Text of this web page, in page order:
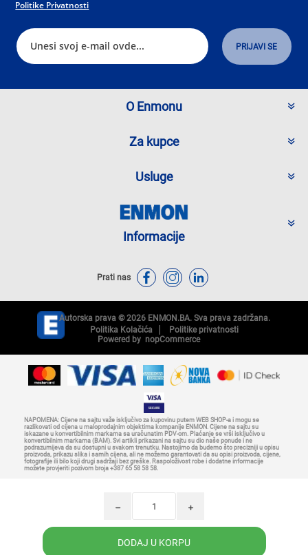
i
h
Politike Privatnosti
O Enmonu
Za kupce
Usluge
Informacije
Prati nas
Autorska prava © 2026 ENMON.BA. Sva prava zadržana.
Politika Kolačića
Politike privatnosti
Powered by nopCommerce
NAPOMENA: Cijene na sajtu važe isključivo za kupovinu putem WEB SHOP-a i mogu se
razlikovati od cijena u maloprodajnim objektima kompanije ENMON. Cijene na sajtu su
iskazane u konvertibilnim markama sa uračunatim PDV-om. Plaćanje se vrši isključivo u
konvertibilnim markama (BAM). Svi artikli prikazani na sajtu su dio naše ponude i ne
podrazumijeva da su dostupni u svakom trenutku. Nastojimo da budemo što precizniji u opisu
proizvoda, prikazu slika i samih cijena, ali ne možemo garantovati da su opisi proizvoda, cijene,
fotografije ili bilo koji drugi sadržaji bez greške. Raspoloživost robe i dodatne informacije
možete provjeriti pozivom broja +387 65 58 58 58.